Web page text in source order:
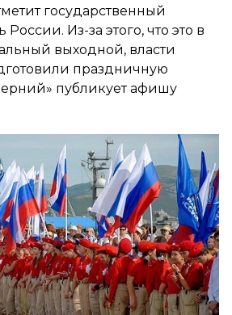
государственный
Из-за этого, что это в
выходной, власти
праздничную
публикует афишу